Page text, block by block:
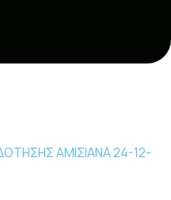
ΑΜΙΣΙΑΝΑ 24-12-